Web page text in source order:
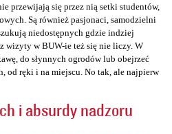
przewijają się przez nią setki studentów,
Są również pasjonaci, samodzielni
niedostępnych gdzie indziej
wizyty w BUW-ie też się nie liczy. W
do słynnych ogrodów lub obejrzeć
od ręki i na miejscu. No tak, ale najpierw
i absurdy nadzoru